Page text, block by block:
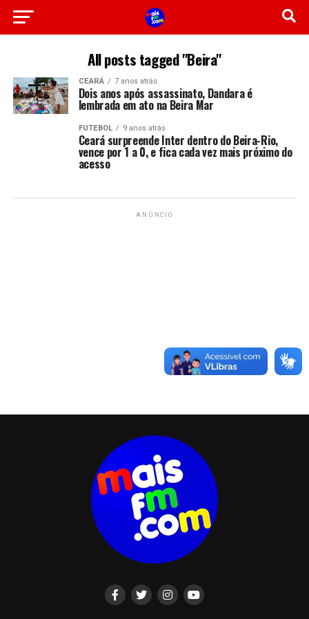
All posts tagged "Beira"
CEARÁ 7 anos atrás
Dois anos após assassinato, Dandara é
lembrada em ato na Beira Mar
FUTEBOL 9 anos atrás
Ceará surpreende Inter dentro do Beira-Rio,
vence por 1 a 0, e fica cada vez mais próximo do
acesso
ANÚNCIO